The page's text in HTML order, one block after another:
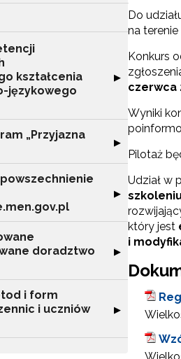
kształcenia
językowego
Rozwiń sekcję
▶
„Przyjazna
Rozwiń sekcję
▶
Rozwiń sekcję
▶
doradztwo
Rozwiń sekcję
▶
i form
i uczniów
Rozwiń sekcję
▶
Do
na terenie
Konkurs
czerwca
Wyniki
Pilotaż
Udział w
który jest
i